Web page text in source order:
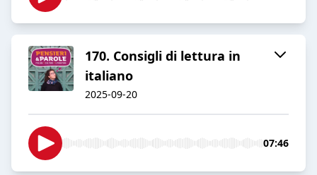
170. Consigli di lettura in
italiano
2025-09-20
07:46